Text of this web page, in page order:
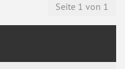
Seite 1 von 1